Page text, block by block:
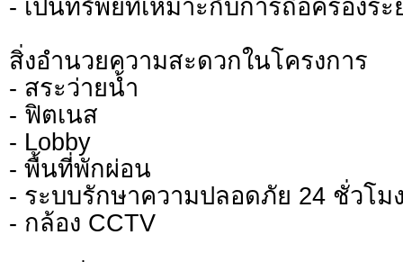
- เป็นทรัพย์ที่เหมาะกับการถือครองระ
สิ่งอำนวยความสะดวกในโครงการ
- สระว่ายน้ำ
- ฟิตเนส
- Lobby
- พื้นที่พักผ่อน
- ระบบรักษาความปลอดภัย 24 ชั่วโม
- กล้อง CCTV